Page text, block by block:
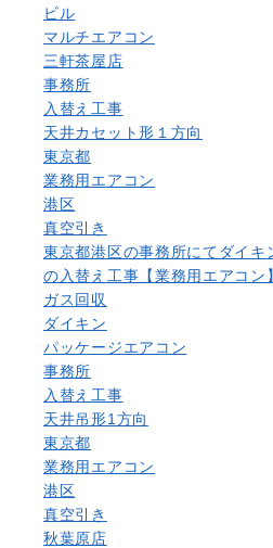
ビル
マルチエアコン
三軒茶屋店
事務所
入替え工事
天井カセット形１方向
東京都
業務用エアコン
港区
真空引き
東京都港区の事務所にてダイ
の入替え工事【業務用エアコン】
ガス回収
ダイキン
パッケージエアコン
事務所
入替え工事
天井吊形1方向
東京都
業務用エアコン
港区
真空引き
秋葉原店